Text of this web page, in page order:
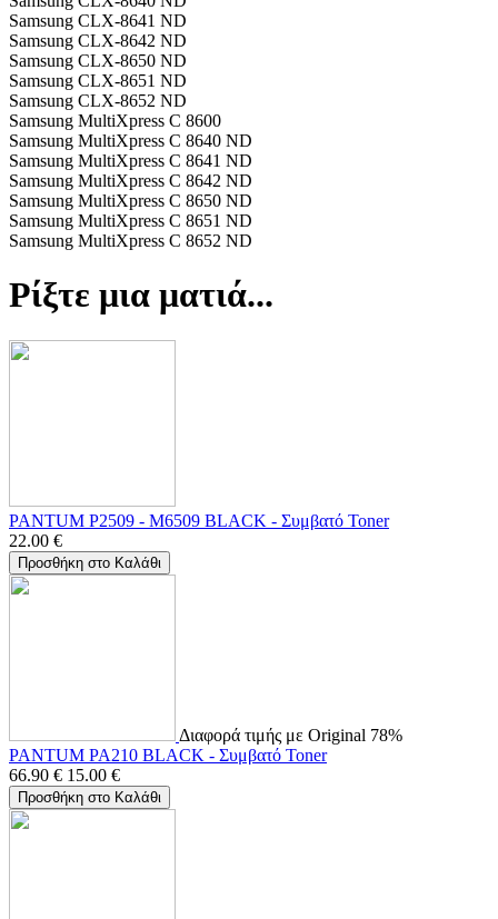
Samsung CLX-8641 ND
Samsung CLX-8642 ND
Samsung CLX-8650 ND
Samsung CLX-8651 ND
Samsung CLX-8652 ND
Samsung MultiXpress C 8600
Samsung MultiXpress C 8640 ND
Samsung MultiXpress C 8641 ND
Samsung MultiXpress C 8642 ND
Samsung MultiXpress C 8650 ND
Samsung MultiXpress C 8651 ND
Samsung MultiXpress C 8652 ND
Ρίξτε μια ματιά...
PANTUM P2509 - M6509 BLACK - Συμβατό Toner
22.00 €
Προσθήκη στο Καλάθι
Διαφορά τιμής με Original 78%
PANTUM PA210 BLACK - Συμβατό Toner
66.90 € 15.00 €
Προσθήκη στο Καλάθι